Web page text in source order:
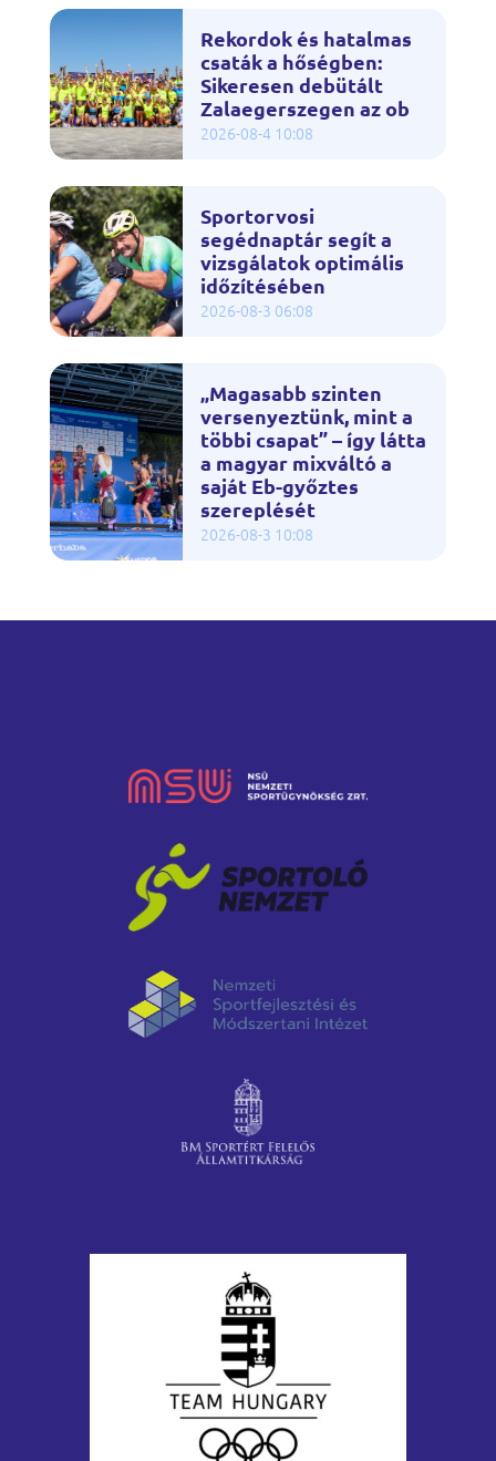
Rekordok és hatalmas
csaták a hőségben:
Sikeresen debütált
Zalaegerszegen az ob
2026-08-4 10:08
Sportorvosi
segédnaptár segít a
vizsgálatok optimális
időzítésében
2026-08-3 06:08
„Magasabb szinten
versenyeztünk, mint a
többi csapat” – így látta
a magyar mixváltó a
saját Eb-győztes
szereplését
2026-08-3 10:08